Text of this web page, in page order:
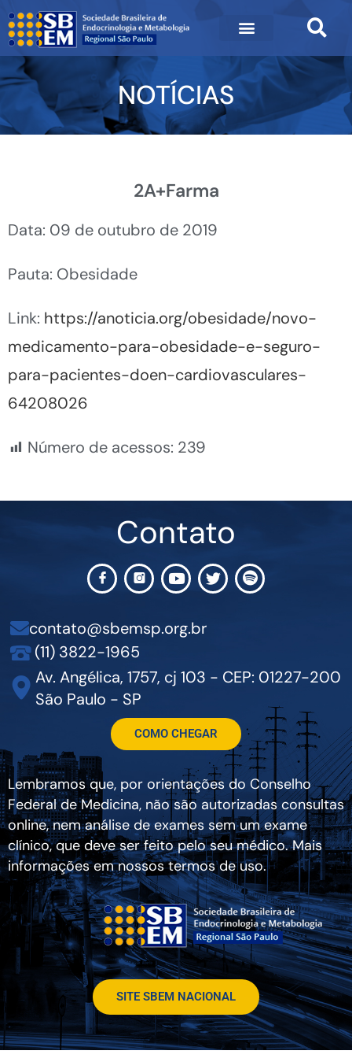
NOTÍCIAS
2A+Farma
Data: 09 de outubro de 2019
Pauta: Obesidade
Link: https://anoticia.org/obesidade/novo-
medicamento-para-obesidade-e-seguro-
para-pacientes-doen-cardiovasculares-
64208026
Número de acessos: 239
Contato
contato@sbemsp.org.br
(11) 3822-1965
Av. Angélica, 1757, cj 103 - CEP: 01227-200
São Paulo - SP
COMO CHEGAR
Lembramos que, por orientações do Conselho
Federal de Medicina, não são autorizadas consultas
online, nem análise de exames sem um exame
clínico, que deve ser feito pelo seu médico. Mais
informações em nossos termos de uso.
SITE SBEM NACIONAL